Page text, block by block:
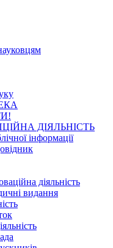
ДІЯЛЬНІСТЬ
інформації
діяльність
видання